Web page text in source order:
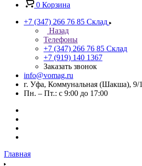
0 Корзина
+7 (347) 266 76 85 Склад
Назад
Телефоны
+7 (347) 266 76 85 Склад
+7 (919) 140 1367
Заказать звонок
info@vomag.ru
г. Уфа, Коммунальная (Шакша), 9/1
Пн. – Пт.: с 9:00 до 17:00
Главная